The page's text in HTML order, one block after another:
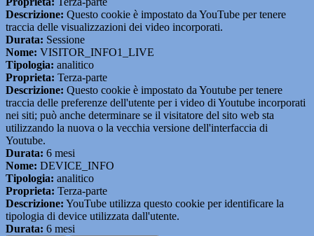
Descrizione: Questo cookie è impostato da YouTube per tenere
traccia delle visualizzazioni dei video incorporati.
Durata: Sessione
Nome: VISITOR_INFO1_LIVE
Tipologia: analitico
Proprieta: Terza-parte
Descrizione: Questo cookie è impostato da Youtube per tenere
traccia delle preferenze dell'utente per i video di Youtube incorporati
nei siti; può anche determinare se il visitatore del sito web sta
utilizzando la nuova o la vecchia versione dell'interfaccia di
Youtube.
Durata: 6 mesi
Nome: DEVICE_INFO
Tipologia: analitico
Proprieta: Terza-parte
Descrizione: YouTube utilizza questo cookie per identificare la
tipologia di device utilizzata dall'utente.
Durata: 6 mesi